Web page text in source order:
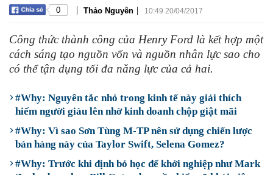
0 | Thảo Nguyên | 10:49 20/04/2017
Công thức thành công của Henry Ford là kết hợp một
cách sáng tạo nguồn vốn và nguồn nhân lực sao cho
có thể tận dụng tối đa năng lực của cả hai.
#Why: Nguyên tắc nhỏ trong kinh tế này giải thích
hiếm người giàu lên nhờ kinh doanh chộp giật mãi
#Why: Vì sao Sơn Tùng M-TP nên sử dụng chiến lược
bán hàng này của Taylor Swift, Selena Gomez?
#Why: Trước khi định bỏ học để khởi nghiệp như Mark